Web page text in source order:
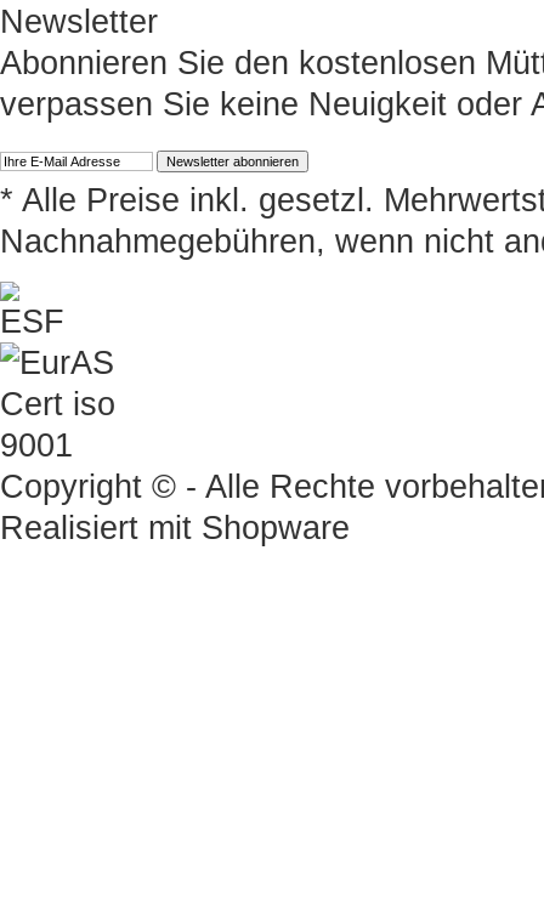
Newsletter
Abonnieren Sie den kostenlosen
verpassen Sie keine Neuigkeit oder
* Alle Preise inkl. gesetzl.
Nachnahmegebühren, wenn nicht
Copyright © - Alle Rechte
Realisiert mit Shopware